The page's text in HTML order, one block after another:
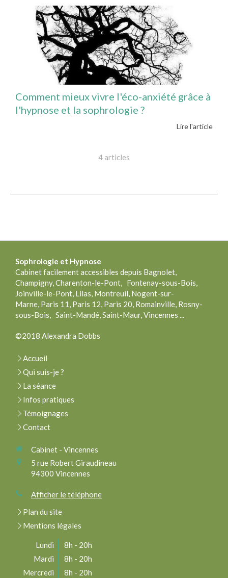
Comment mieux vivre l'éco-anxiété grâce à
l'hypnose et la sophrologie ?
Lire l'article
4 articles
Sophrologie et Hypnose
Cabinet facilement accessibles depuis Bagnolet,
Champigny, Charenton-le-Pont, Fontenay-sous-Bois,
Joinville-le-Pont, Lilas, Montreuil, Nogent-sur-
Marne, Paris 11, Paris 12, Paris 20, Romainville, Rosny-
sous-Bois, Saint-Mandé, Saint-Maur, Vincennes ...
©2018 Alexandra Dobbs
Accueil
Qui suis-je ?
La séance
Infos pratiques
Témoignages
Contact
Cabinet - Vincennes
5 rue Robert Giraudineau
94300 Vincennes
Afficher le téléphone
Plan du site
Mentions légales
Lundi
8h - 20h
Mardi
8h - 20h
Mercredi
8h - 20h